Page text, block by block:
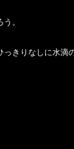
。
きりなしに水滴